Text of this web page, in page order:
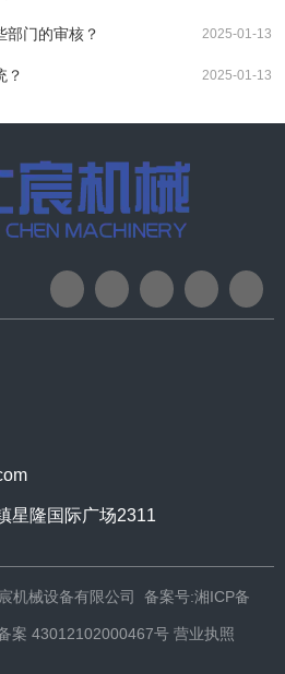
2025-01-13
部门的审核？
2025-01-13
？
星隆国际广场2311
机械设备有限公司 备案号:湘ICP备
案 43012102000467号 营业执照